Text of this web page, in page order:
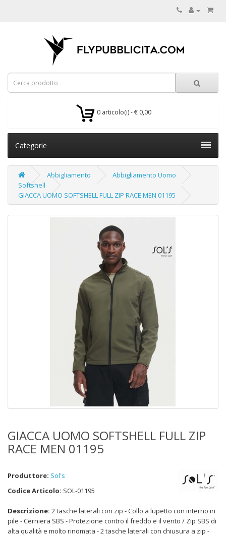
0 articolo(i) - € 0,00
Categorie
Abbigliamento
Abbigliamento Uomo
Softshell
GIACCA UOMO SOFTSHELL FULL ZIP RACE MEN 01195
GIACCA UOMO SOFTSHELL FULL ZIP
RACE MEN 01195
Produttore: Sol's
Codice Articolo: SOL-01195
Descrizione: 2 tasche laterali con zip - Collo a lupetto con interno in
pile - Cerniera SBS - Protezione contro il freddo e il vento / Zip SBS di
alta qualità e molto rinomata - 2 tasche laterali con chiusura a zip -